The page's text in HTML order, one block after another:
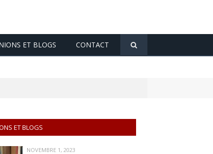
ET BLOGS CONTACT
ET BLOGS
NOVEMBRE 1, 2023